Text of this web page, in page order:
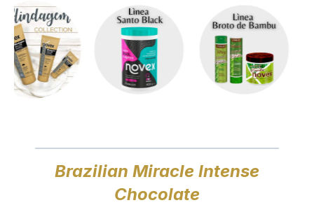
Brazilian Miracle Intense
Chocolate